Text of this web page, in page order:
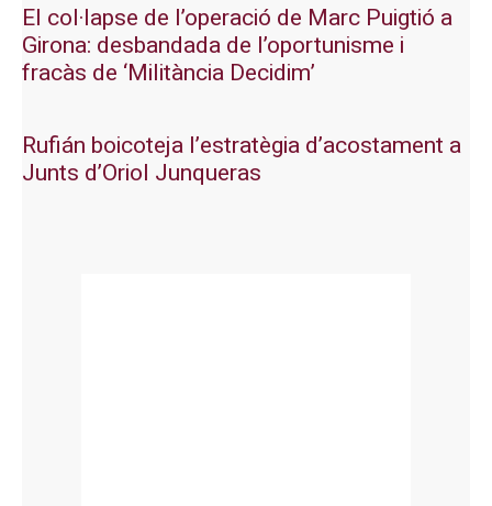
El col·lapse de l’operació de Marc Puigtió a
Girona: desbandada de l’oportunisme i
fracàs de ‘Militància Decidim’
Rufián boicoteja l’estratègia d’acostament a
Junts d’Oriol Junqueras